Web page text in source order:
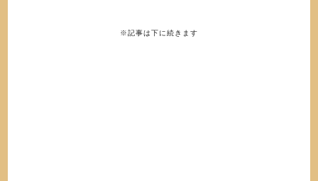
※記事は下に続きます